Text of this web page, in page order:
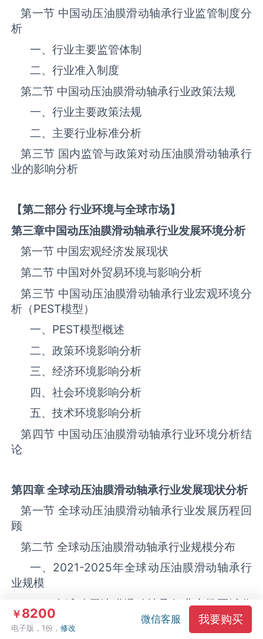
第一节 中国‌‌‌‌‌‌动压油膜滑动轴承‌‌‌‌‌‌‌‌‌‌‌‌‌‌‌‌‌‌行业监管制度分
析
一、行业主要监管体制
二、行业准入制度
第二节 中国‌‌‌‌‌‌动压油膜滑动轴承‌‌‌‌‌‌‌‌‌‌‌‌‌‌‌‌‌‌行业政策法规
一、行业主要政策法规
二、主要行业标准分析
第三节 国内监管与政策对‌‌‌‌‌‌动压油膜滑动轴承‌‌‌‌‌‌‌‌‌‌‌‌‌‌‌‌‌‌行
业的影响分析
【第二部分 行业环境与全球市场】
第三章中国动压油膜滑动轴承行业发展环境分析
第一节 中国宏观经济发展现状
第二节 中国对外贸易环境与影响分析
第三节 中国‌‌‌‌‌‌动压油膜滑动轴承‌‌‌‌‌‌‌‌‌‌‌‌‌‌‌‌‌‌行业宏观环境分
析（PEST模型）
一、 PEST模型概述
二、政策环境影响分析
三、‌‌‌经济环境影响分析
四、社会环境影响分析
五、技术环境影响分析
第四节 中国‌‌‌‌‌‌动压油膜滑动轴承‌‌‌‌‌‌‌‌‌‌‌‌‌‌‌‌‌‌行业环境分析结
论
第四章 全球动压油膜滑动轴承行业发展现状分析
第一节 全球‌‌‌‌‌‌动压油膜滑动轴承‌‌‌‌‌‌‌‌‌‌‌‌‌‌‌‌‌‌行业发展历程回
顾
第二节 全球‌‌‌‌‌‌动压油膜滑动轴承‌‌‌‌‌‌‌‌‌‌‌‌‌‌‌‌‌‌行业规模分布
一、 2021-2025年全球‌‌‌‌‌‌动压油膜滑动轴承‌‌‌‌‌‌‌‌‌‌‌‌‌‌‌‌‌‌行
业规模
二、全球‌‌‌‌‌‌动压油膜滑动轴承‌‌‌‌‌‌‌‌‌‌‌‌‌‌‌‌‌‌行业市场区域分
布
￥8200
电子版，1份，修改
微信客服 我要购买